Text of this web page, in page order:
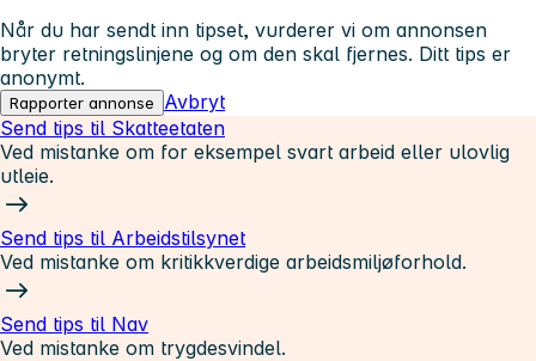
Når du har sendt inn tipset, vurderer vi om annonsen
bryter retningslinjene og om den skal fjernes. Ditt tips er
anonymt.
Rapporter annonse
Avbryt
Send tips til Skatteetaten
Ved mistanke om for eksempel svart arbeid eller ulovlig
utleie.
Send tips til Arbeidstilsynet
Ved mistanke om kritikkverdige arbeidsmiljøforhold.
Send tips til Nav
Ved mistanke om trygdesvindel.